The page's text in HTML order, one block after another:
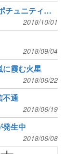
火星探査機MRO、火星探査車オポチュニティを撮影
2018/10/01
2018/09/04
に霞む火星
2018/06/22
不通
2018/06/19
発生中
2018/06/08